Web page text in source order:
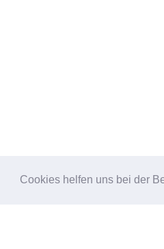
Cookies helfen uns bei der